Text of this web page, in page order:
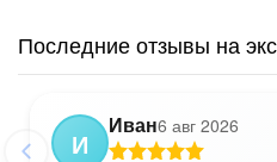
Последние отзывы на
И
Иван6 авг 2026